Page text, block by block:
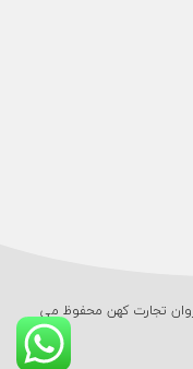
تجارت کهن محفوظ می‌